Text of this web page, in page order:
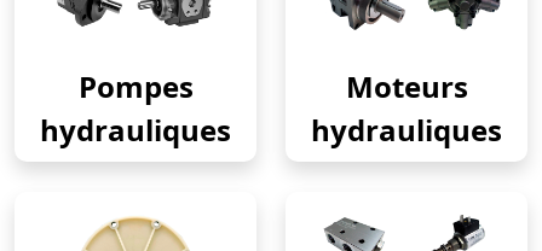
Pompes
hydrauliques
Moteurs
hydrauliques